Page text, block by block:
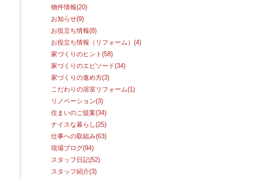
物件情報(20)
お知らせ(9)
お役立ち情報(8)
お役立ち情報（リフォーム）(4)
家づくりのヒント(58)
家づくりのエピソード(34)
家づくりの進め方(3)
こだわりの浴室リフォーム(1)
リノベーション(3)
住まいのご提案(34)
ナイスな暮らし(25)
仕事への取組み(63)
現場ブログ(94)
スタッフ日記(52)
スタッフ紹介(3)